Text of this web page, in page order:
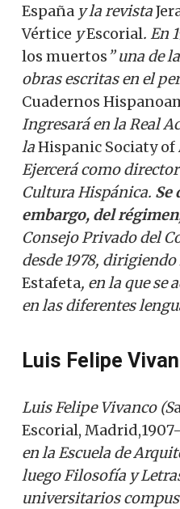
España y la revista
Vértice yEscorial. En
los muertos” una de
obras escritas en el
Cuadernos
Ingresará en la Real
laHispanic Sociaty of
Ejercerá como
Cultura Hispánica. Se
embargo, del
Consejo Privado del
desde 1978,
Estafeta, en la que se
en las diferentes
Luis Felipe
Luis Felipe Vivanco (S
Escorial,
en la Escuela de
luego Filosofía y
universitarios